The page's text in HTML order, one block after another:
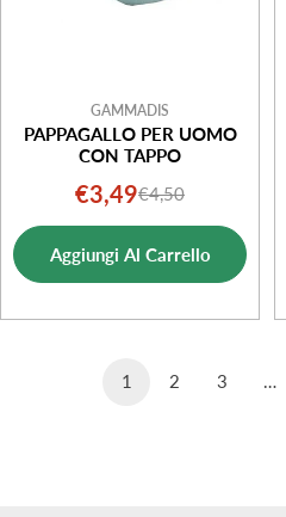
GAMMADIS
PAPPAGALLO PER UOMO
CON TAPPO
Prezzo
di
vendita
€3,49Prezzo
normale
€4,50
Aggiungi Al Carrello
1 2 3 …